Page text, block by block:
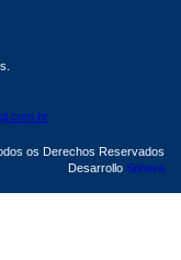
os Derechos Reservados
Desarrollo Sphera